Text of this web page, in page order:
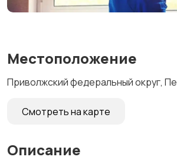
Местоположение
Приволжский федеральный округ,
Смотреть на карте
Описание